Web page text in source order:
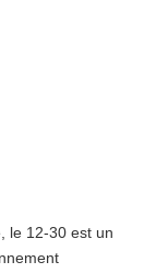
le 12-30 est un